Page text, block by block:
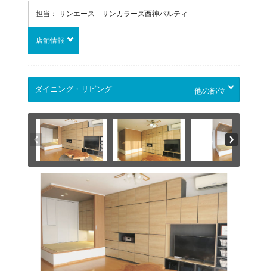
担当： サンエース サンカラーズ西神パルティ
店舗情報
他の部位